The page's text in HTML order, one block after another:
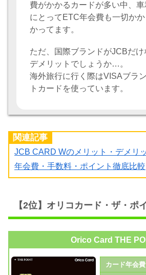
費がかかるカードが多い中、
にとってETC年会費も一切か
かってます。
ただ、国際ブランドがJCBだ
デメリットでしょうか…。
海外旅行に行く際はVISAブラ
トカードを使っています。
関連記事
JCB CARD Wのメリット・デメリ
年会費・手数料・ポイント徹底比較
【2位】オリコカード・ザ・ポ
Orico Card THE
カード年会費